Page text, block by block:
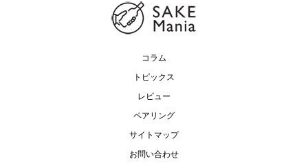
コラム
トピックス
レビュー
ペアリング
サイトマップ
お問い合わせ